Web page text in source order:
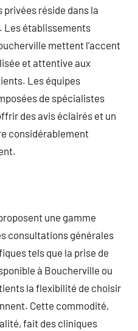
réside dans la
Les établissements
mettent l’accent
et attentive aux
Les équipes
de spécialistes
des avis éclairés et un
considérablement
une gamme
consultations générales
tels que la prise de
à Boucherville ou
la flexibilité de choisir
Cette commodité,
fait des cliniques